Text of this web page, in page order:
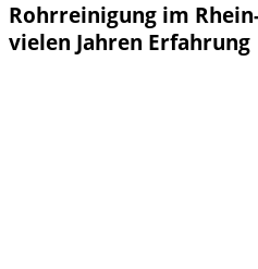
Rohrreinigung im
vielen Jahren Erfahrung